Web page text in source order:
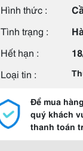
Hình thức :
Tình trạng :
Hết hạn :
Loại tin :
Để mua
quý khách
thanh toán